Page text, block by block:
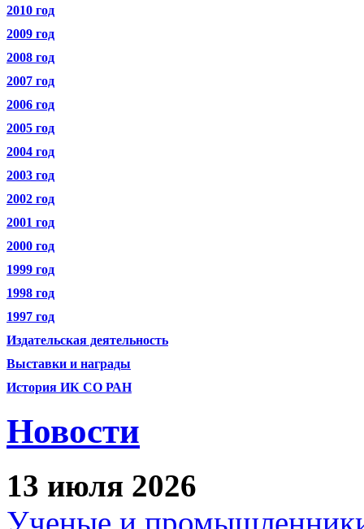
2010 год
2009 год
2008 год
2007 год
2006 год
2005 год
2004 год
2003 год
2002 год
2001 год
2000 год
1999 год
1998 год
1997 год
Издательская деятельность
Выставки и награды
История ИК СО РАН
Новости
13 июля 2026
Ученые и